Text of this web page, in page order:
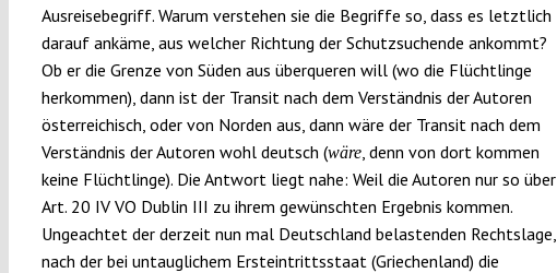
Ausreisebegriff. Warum verstehen sie die Begriffe so, dass es letztlich
darauf ankäme, aus welcher Richtung der Schutzsuchende ankommt?
Ob er die Grenze von Süden aus überqueren will (wo die Flüchtlinge
herkommen), dann ist der Transit nach dem Verständnis der Autoren
österreichisch, oder von Norden aus, dann wäre der Transit nach dem
Verständnis der Autoren wohl deutsch (wäre, denn von dort kommen
keine Flüchtlinge). Die Antwort liegt nahe: Weil die Autoren nur so über
Art. 20 IV VO Dublin III zu ihrem gewünschten Ergebnis kommen.
Ungeachtet der derzeit nun mal Deutschland belastenden Rechtslage,
nach der bei untauglichem Ersteintrittsstaat (Griechenland) die